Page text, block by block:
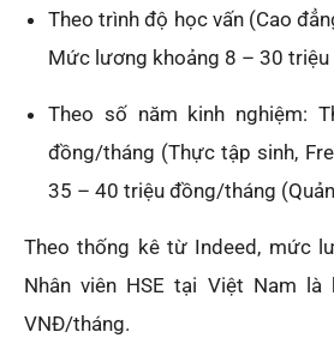
Theo trình độ học vấn (Cao
Mức lương khoảng 8 – 30
Theo số năm kinh nghiệm:
đồng/tháng (Thực tập sinh,
35 – 40 triệu đồng/tháng
Theo thống kê từ Indeed, mức
Nhân viên HSE tại Việt Nam là
VNĐ/tháng.